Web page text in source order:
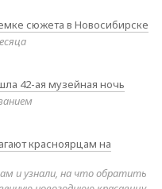
сюжета в Новосибирске
42-ая музейная ночь
красноярцам на
и узнали, на что обратить